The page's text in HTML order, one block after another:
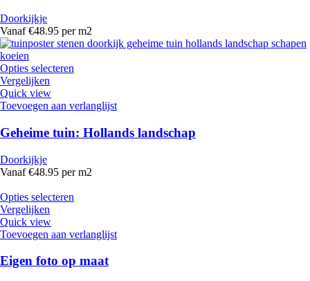
Doorkijkje
Vanaf €48.95 per m2
Opties selecteren
Vergelijken
Quick view
Toevoegen aan verlanglijst
Geheime tuin: Hollands landschap
Doorkijkje
Vanaf €48.95 per m2
Opties selecteren
Vergelijken
Quick view
Toevoegen aan verlanglijst
Eigen foto op maat